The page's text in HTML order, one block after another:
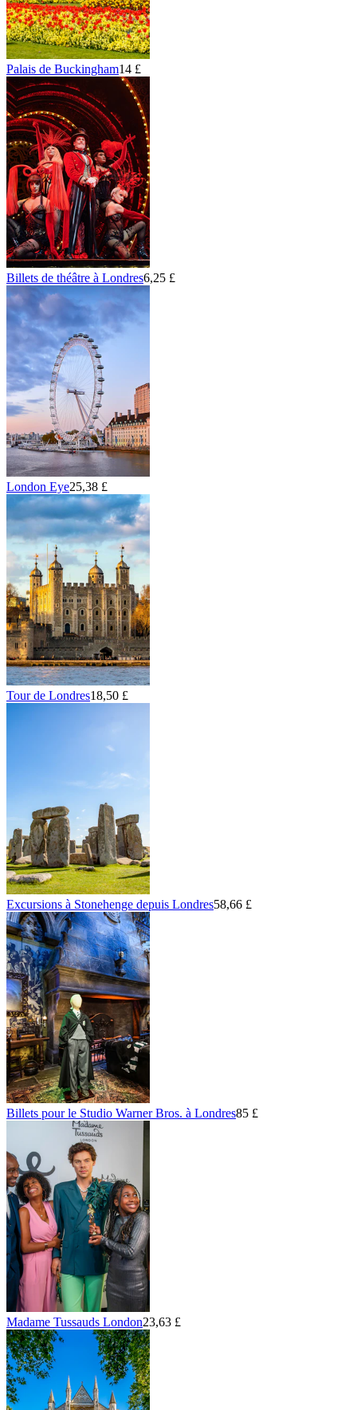
Palais de Buckingham14 £
Billets de théâtre à Londres6,25 £
London Eye25,38 £
Tour de Londres18,50 £
Excursions à Stonehenge depuis Londres58,66 £
Billets pour le Studio Warner Bros. à Londres85 £
Madame Tussauds London23,63 £